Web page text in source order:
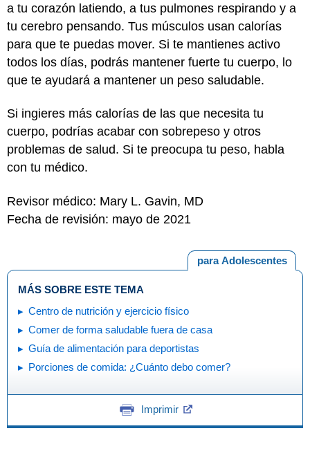
a tu corazón latiendo, a tus pulmones respirando y a
tu cerebro pensando. Tus músculos usan calorías
para que te puedas mover. Si te mantienes activo
todos los días, podrás mantener fuerte tu cuerpo, lo
que te ayudará a mantener un peso saludable.
Si ingieres más calorías de las que necesita tu
cuerpo, podrías acabar con sobrepeso y otros
problemas de salud. Si te preocupa tu peso, habla
con tu médico.
Revisor médico: Mary L. Gavin, MD
Fecha de revisión: mayo de 2021
para Adolescentes
MÁS SOBRE ESTE TEMA
Centro de nutrición y ejercicio físico
Comer de forma saludable fuera de casa
Guía de alimentación para deportistas
Porciones de comida: ¿Cuánto debo comer?
Imprimir